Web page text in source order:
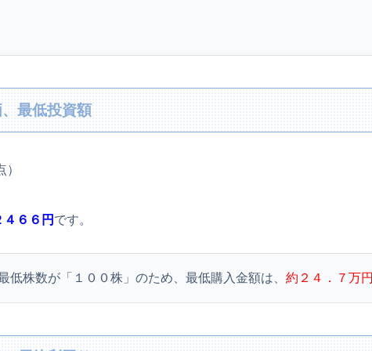
最低投資額
）
４６６円 です。
低株数が「１００株」のため、最低購入金額は、約２４．７万円